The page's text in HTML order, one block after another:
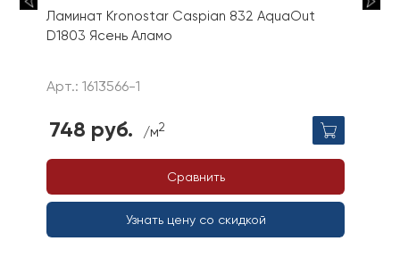
Ламинат Kronostar Caspian 832 AquaOut
D1803 Ясень Аламо
Арт.: 1613566-1
748 руб. /м2
Сравнить
Узнать цену со скидкой